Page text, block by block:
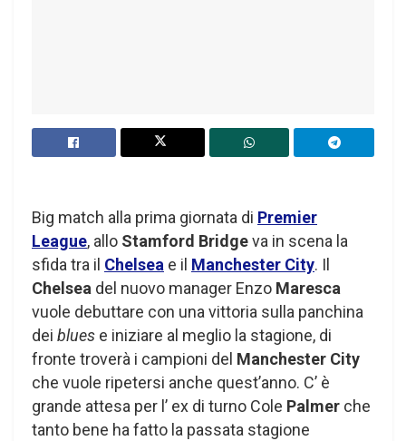
Big match alla prima giornata di Premier
League, allo Stamford Bridgeva in scena la
sfida tra il Chelsea e il Manchester City. Il
Chelsea del nuovo manager Enzo Maresca
vuole debuttare con una vittoria sulla panchina
dei blues e iniziare al meglio la stagione, di
fronte troverà i campioni del Manchester City
che vuole ripetersi anche quest’anno. C’ è
grande attesa per l’ ex di turno Cole Palmer che
tanto bene ha fatto la passata stagione